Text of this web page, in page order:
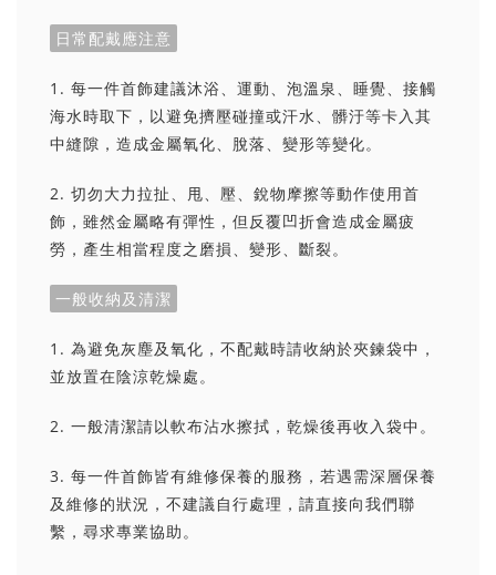
日常配戴應注意
1. 每一件首飾建議沐浴、運動、泡溫泉、睡覺、接觸
海水時取下，以避免擠壓碰撞或汗水、髒汙等卡入其
中縫隙，造成金屬氧化、脫落、變形等變化。
2. 切勿大力拉扯、甩、壓、銳物摩擦等動作使用首
飾，雖然金屬略有彈性，但反覆凹折會造成金屬疲
勞，產生相當程度之磨損、變形、斷裂。
一般收納及清潔
1. 為避免灰塵及氧化，不配戴時請收納於夾鍊袋中，
並放置在陰涼乾燥處。
2. 一般清潔請以軟布沾水擦拭，乾燥後再收入袋中。
3. 每一件首飾皆有維修保養的服務，若遇需深層保養
及維修的狀況，不建議自行處理，請直接向我們聯
繫，尋求專業協助。